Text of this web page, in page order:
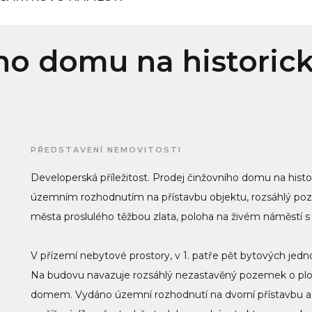
domu na
PŘEDSTAVENÍ NEMOVITOSTI
Developerská příležitost. Prodej činžovního domu na
územním rozhodnutím na přístavbu objektu, rozsáhlý
města proslulého těžbou zlata, poloha na živém náměstí
V přízemí nebytové prostory, v 1. patře pět bytových
Na budovu navazuje rozsáhlý nezastavěný pozemek o
domem. Vydáno územní rozhodnutí na dvorní přístavbu